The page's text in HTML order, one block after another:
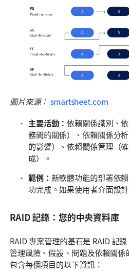
圖片來源： smartsheet.com
主要活動：依賴關係識別、
務間的關係）、依賴關係分
的影響）、依賴關係管理（
成）。
範例： 新軟體功能的部署依
功完成。如果使用者介面設
RAID 記錄：您的中央資料庫
RAID 專案管理的基石是 RAID 記
管理風險、假設、問題及依賴關
包含每個項目的以下資訊：